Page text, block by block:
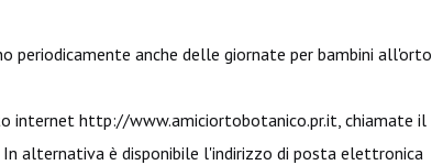
periodicamente anche delle giornate per bambini all'orto
internethttp://www.amiciortobotanico.pr.it, chiamate il
alternativa è disponibile l'indirizzo di posta elettronica